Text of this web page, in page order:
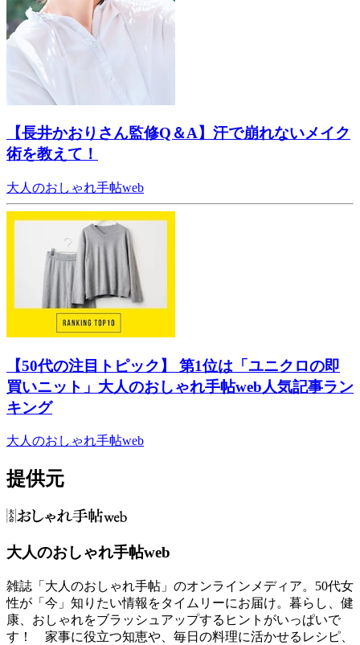
【長井かおりさん監修Q＆A】汗で崩れないメイク
術を教えて！
大人のおしゃれ手帖web
【50代の注目トピック】 第1位は「ユニクロの即
買いニット」大人のおしゃれ手帖web人気記事ラン
キング
大人のおしゃれ手帖web
提供元
大人のおしゃれ手帖web
雑誌「大人のおしゃれ手帖」のオンラインメディア。50代女
性が「今」知りたい情報をタイムリーにお届け。暮らし、健
康、おしゃれをブラッシュアップするヒントがいっぱいで
す！ 家事に役立つ知恵や、毎日の料理に活かせるレシピ、